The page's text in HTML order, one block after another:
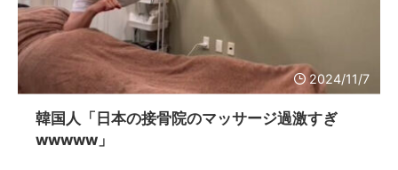
2024/11/7
韓国人「日本の接骨院のマッサージ過激すぎ
wwwww」